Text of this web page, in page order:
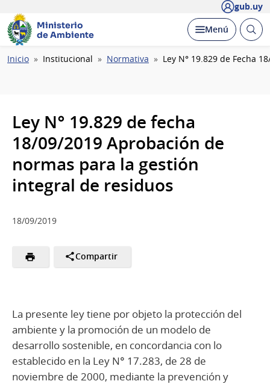
gub.uy
Ministerio
de Ambiente
Desplegar
Menú Abrir
Ruta
Inicio Institucional Normativa Ley N° 19.829 de Fecha
Ley N° 19.829 de fecha
18/09/2019 Aprobación de
normas para la gestión
integral de residuos
18/09/2019
Compartir
La presente ley tiene por objeto la protección del
ambiente y la promoción de un modelo de
desarrollo sostenible, en concordancia con lo
establecido en la Ley N° 17.283, de 28 de
noviembre de 2000, mediante la prevención y